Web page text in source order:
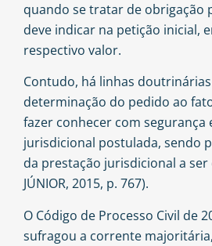
quando se tratar de obrigação
deve indicar na petição inicial,
respectivo valor.
Contudo, há linhas
determinação do pedido ao
fazer conhecer com segurança
jurisdicional postulada, sendo
da prestação jurisdicional a ser
JÚNIOR, 2015, p. 767).
O Código de Processo Civil de
sufragou a corrente